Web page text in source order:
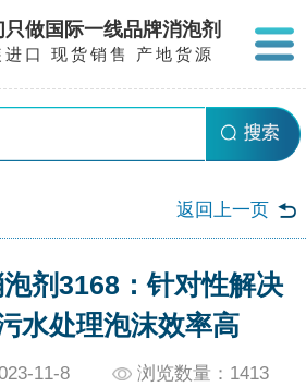
只做国际一线品牌消泡剂
进口 现货销售 产地货源
返回上一页
剂3168：针对性解决
水处理泡沫效率高
11-8 浏览数量： 1413